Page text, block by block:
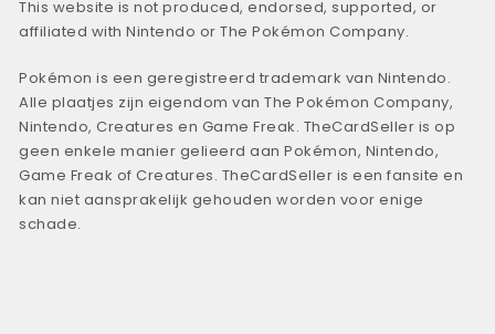
This website is not produced, endorsed, supported, or
affiliated with Nintendo or The Pokémon Company.
Pokémon is een geregistreerd trademark van Nintendo.
Alle plaatjes zijn eigendom van The Pokémon Company,
Nintendo, Creatures en Game Freak. TheCardSeller is op
geen enkele manier gelieerd aan Pokémon, Nintendo,
Game Freak of Creatures. TheCardSeller is een fansite en
kan niet aansprakelijk gehouden worden voor enige
schade.